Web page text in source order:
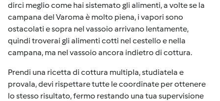
dirci meglio come hai sistemato gli alimenti, a volte se la
campana del Varoma è molto piena, i vapori sono
ostacolati e sopra nel vassoio arrivano lentamente,
quindi troverai gli alimenti cotti nel cestello e nella
campana, ma nel vassoio ancora indietro di cottura.
Prendi una ricetta di cottura multipla, studiatela e
provala, devi rispettare tutte le coordinate per ottenere
lo stesso risultato, fermo restando una tua supervisione